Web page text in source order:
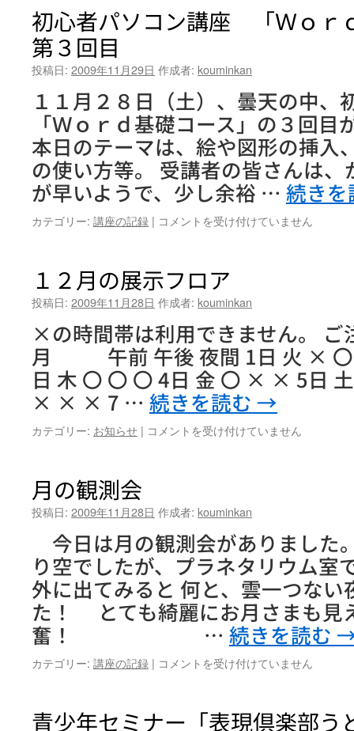
～
は
講
代
ト
の
楽
し
み
方」
５
初心者パソコン講座 「Ｗｏ
第３回目
投稿日: 2009年11月29日 作成者: kouminkan
１１月２８日（土）、曇天の中、
「Ｗｏｒｄ基礎コース」の３回目
本日のテーマは、絵や図形の挿入
の使い方等。 受講者の皆さんは
が早いようで、少し余裕 … 続き
カテゴリー: 講座の記録 | 初
ソ
コ
講
座
「Ｗ
ｏ
ｒ
ｄ
基
礎
第
３
回
目
は
コメントを受け付けていません
１２月の展示フロア
投稿日: 2009年11月28日 作成者: kouminkan
×の時間帯は利用できません。 ご
月 午前 午後 夜間 1日 火 × 〇
日 木 〇 〇 〇 4日 金 〇 × × 5
× × × 7 … 続きを読む →
カテゴリー: お知らせ | １
示
ロ
ア
は
コメントを受け付けていません
月の観測会
投稿日: 2009年11月28日 作成者: kouminkan
今日は月の観測会がありまし
り空でしたが、プラネタリウム室
外に出てみると 何と、雲一つない
た！ とても綺麗にお月さまも見
奮！ … 続きを読む
カテゴリー: 講座の記録 | 月
会
コメントを受け付けていません
青少年セミナー「表現倶楽部う